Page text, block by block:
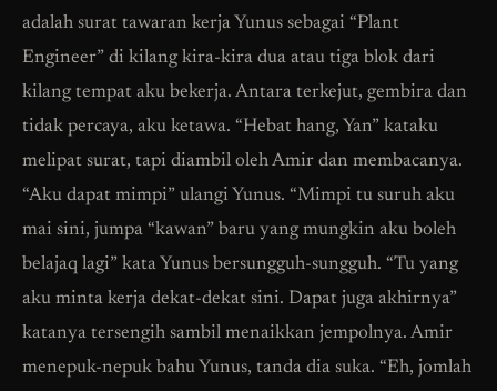
adalah surat tawaran kerja Yunus sebagai “Plant
Engineer” di kilang kira-kira dua atau tiga blok dari
kilang tempat aku bekerja. Antara terkejut, gembira dan
tidak percaya, aku ketawa. “Hebat hang, Yan” kataku
melipat surat, tapi diambil oleh Amir dan membacanya.
“Aku dapat mimpi” ulangi Yunus. “Mimpi tu suruh aku
mai sini, jumpa “kawan” baru yang mungkin aku boleh
belajaq lagi” kata Yunus bersungguh-sungguh. “Tu yang
aku minta kerja dekat-dekat sini. Dapat juga akhirnya”
katanya tersengih sambil menaikkan jempolnya. Amir
menepuk-nepuk bahu Yunus, tanda dia suka. “Eh, jomlah